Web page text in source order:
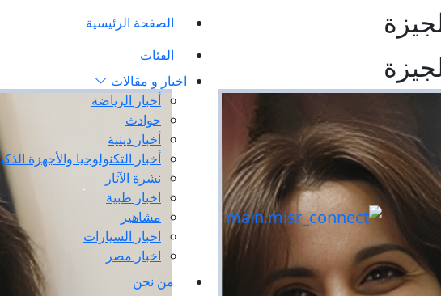
الصفحة الرئيسية
الفئات
اخبار و مقالات
أخبار الرياضة
حوادث
أخبار دينية
أخبار التكنولوجيا والأجهزة
نشرة الآثار
اخبار طبية
مشاهير
اخبار السيارات
اخبار مصر
من نحن